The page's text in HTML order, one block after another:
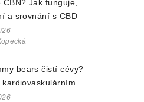
CBN? Jak funguje,
a srovnání s CBD
bears čistí cévy?
kardiovaskulárním
doplňcích